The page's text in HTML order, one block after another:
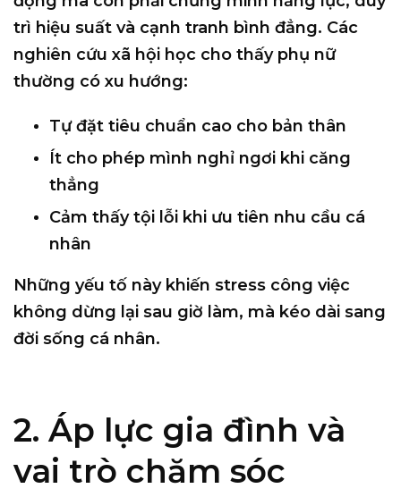
trì hiệu suất và cạnh tranh bình đẳng. Các
nghiên cứu xã hội học cho thấy phụ nữ
thường có xu hướng:
Tự đặt tiêu chuẩn cao cho bản thân
Ít cho phép mình nghỉ ngơi khi căng
thẳng
Cảm thấy tội lỗi khi ưu tiên nhu cầu cá
nhân
Những yếu tố này khiến stress công việc
không dừng lại sau giờ làm, mà kéo dài sang
đời sống cá nhân.
2. Áp lực gia đình và
vai trò chăm sóc